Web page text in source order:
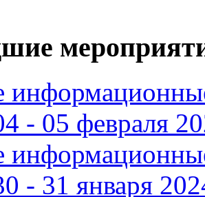
- 05 февраля
- 31 января